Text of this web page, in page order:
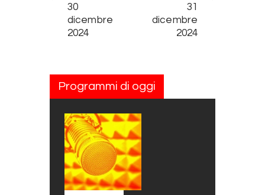
30
dicembre
2024
31
dicembre
2024
Programmi di oggi